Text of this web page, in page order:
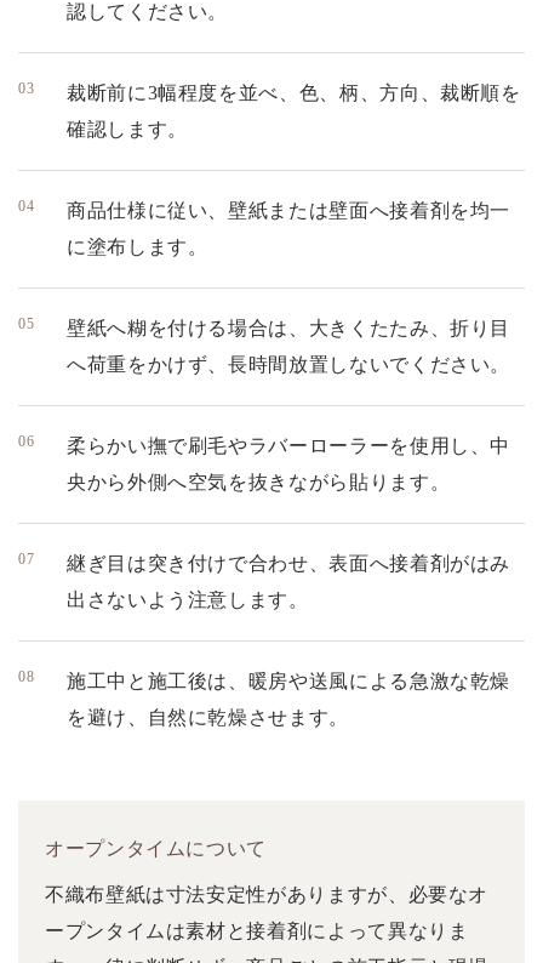
認してください。
裁断前に3幅程度を並べ、色、柄、方向、裁断順を
確認します。
商品仕様に従い、壁紙または壁面へ接着剤を均一
に塗布します。
壁紙へ糊を付ける場合は、大きくたたみ、折り目
へ荷重をかけず、長時間放置しないでください。
柔らかい撫で刷毛やラバーローラーを使用し、中
央から外側へ空気を抜きながら貼ります。
継ぎ目は突き付けで合わせ、表面へ接着剤がはみ
出さないよう注意します。
施工中と施工後は、暖房や送風による急激な乾燥
を避け、自然に乾燥させます。
オープンタイムについて
不織布壁紙は寸法安定性がありますが、必要なオ
ープンタイムは素材と接着剤によって異なりま